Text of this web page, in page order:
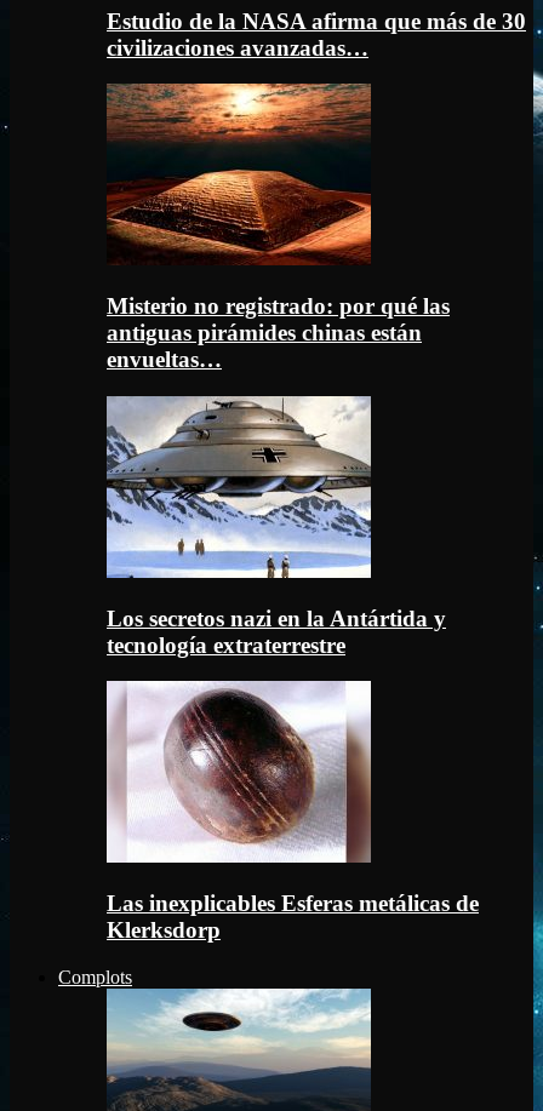
Estudio de la NASA afirma que más de 30
civilizaciones avanzadas…
Misterio no registrado: por qué las
antiguas pirámides chinas están
envueltas…
Los secretos nazi en la Antártida y
tecnología extraterrestre
Las inexplicables Esferas metálicas de
Klerksdorp
Complots